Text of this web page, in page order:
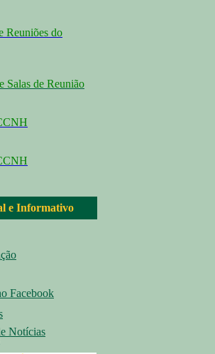
Reuniões do
Salas de Reunião
e Informativo
Facebook
Notícias